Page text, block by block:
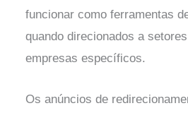
funcionar como ferramentas
quando direcionados a
empresas específicos.
Os anúncios de